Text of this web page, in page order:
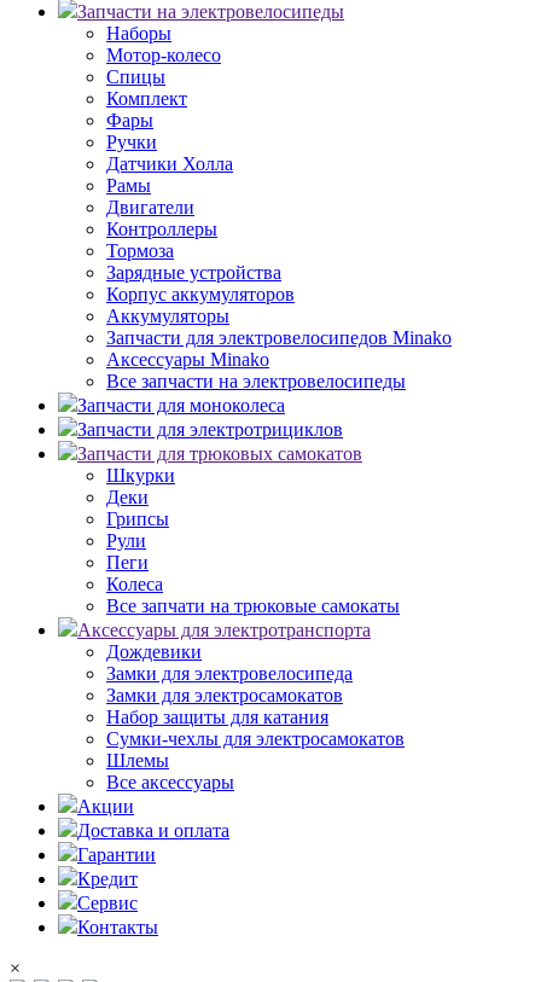
Запчасти на электровелосипеды
Наборы
Мотор-колесо
Спицы
Комплект
Фары
Ручки
Датчики Холла
Рамы
Двигатели
Контроллеры
Тормоза
Зарядные устройства
Корпус аккумуляторов
Аккумуляторы
Запчасти для электровелосипедов Minako
Аксессуары Minako
Все запчасти на электровелосипеды
Запчасти для моноколеса
Запчасти для электротрициклов
Запчасти для трюковых самокатов
Шкурки
Деки
Грипсы
Рули
Пеги
Колеса
Все запчати на трюковые самокаты
Аксессуары для электротранспорта
Дождевики
Замки для электровелосипеда
Замки для электросамокатов
Набор защиты для катания
Сумки-чехлы для электросамокатов
Шлемы
Все аксессуары
Акции
Доставка и оплата
Гарантии
Кредит
Сервис
Контакты
×